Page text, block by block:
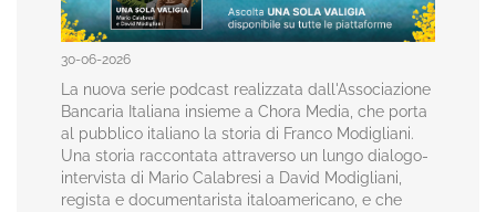
30-06-2026
La nuova serie podcast realizzata dall'Associazione
Bancaria Italiana insieme a Chora Media, che porta
al pubblico italiano la storia di Franco Modigliani.
Una storia raccontata attraverso un lungo dialogo-
intervista di Mario Calabresi a David Modigliani,
regista e documentarista italoamericano, e che